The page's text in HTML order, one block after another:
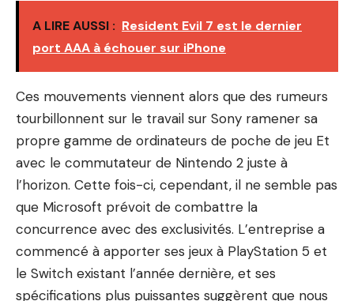
A LIRE AUSSI : Resident Evil 7 est le dernier
port AAA à échouer sur iPhone
Ces mouvements viennent alors que des rumeurs
tourbillonnent sur le travail sur Sony ramener sa
propre gamme de ordinateurs de poche de jeu Et
avec le commutateur de Nintendo 2 juste à
l’horizon. Cette fois-ci, cependant, il ne semble pas
que Microsoft prévoit de combattre la
concurrence avec des exclusivités. L’entreprise a
commencé à apporter ses jeux à PlayStation 5 et
le Switch existant l’année dernière, et ses
spécifications plus puissantes suggèrent que nous